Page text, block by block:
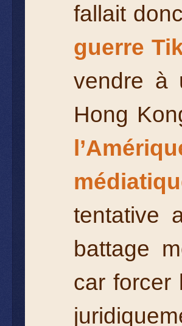
fallait
guerre
vendre à
Hong
tentative
battage
car forcer